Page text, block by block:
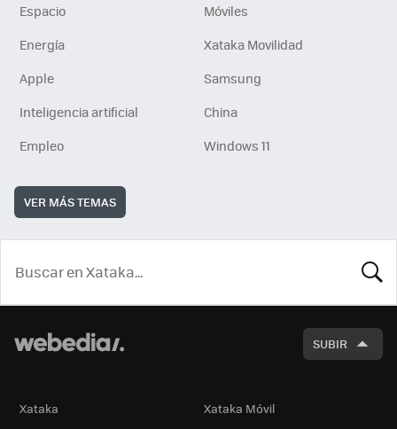
Espacio
Móviles
Energía
Xataka Movilidad
Apple
Samsung
Inteligencia artificial
China
Empleo
Windows 11
VER MÁS TEMAS
SUBIR
Xataka Xataka Móvil